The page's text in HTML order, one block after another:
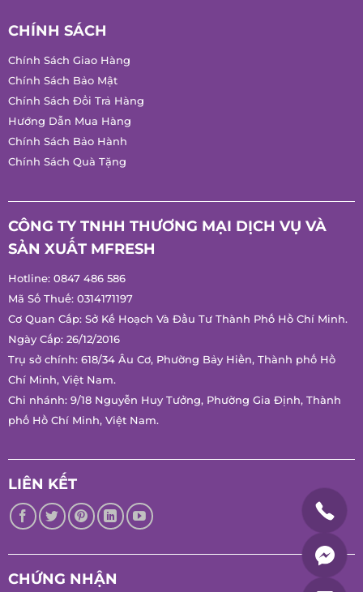
CHÍNH SÁCH
Chính Sách Giao Hàng
Chính Sách Bảo Mật
Chính Sách Đổi Trả Hàng
Hướng Dẫn Mua Hàng
Chính Sách Bảo Hành
Chính Sách Quà Tặng
CÔNG TY TNHH THƯƠNG MẠI DỊCH VỤ VÀ
SẢN XUẤT MFRESH
Hotline: 0847 486 586
Mã Số Thuế: 0314171197
Cơ Quan Cấp: Sở Kế Hoạch Và Đầu Tư Thành Phố Hồ Chí Minh.
Ngày Cấp: 26/12/2016
Trụ sở chính: 618/34 Âu Cơ, Phường Bảy Hiền, Thành phố Hồ
Chí Minh, Việt Nam.
Chi nhánh: 9/18 Nguyễn Huy Tưởng, Phường Gia Định, Thành
phố Hồ Chí Minh, Việt Nam.
LIÊN KẾT
CHỨNG NHẬN